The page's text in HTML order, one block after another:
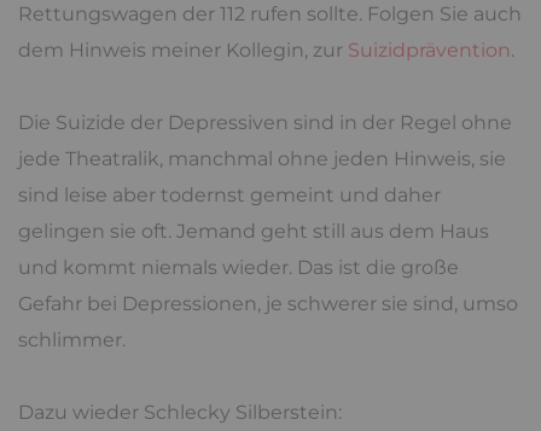
Rettungswagen der 112 rufen sollte. Folgen Sie auch
dem Hinweis meiner Kollegin, zur Suizidprävention.
Die Suizide der Depressiven sind in der Regel ohne
jede Theatralik, manchmal ohne jeden Hinweis, sie
sind leise aber todernst gemeint und daher
gelingen sie oft. Jemand geht still aus dem Haus
und kommt niemals wieder. Das ist die große
Gefahr bei Depressionen, je schwerer sie sind, umso
schlimmer.
Dazu wieder Schlecky Silberstein: